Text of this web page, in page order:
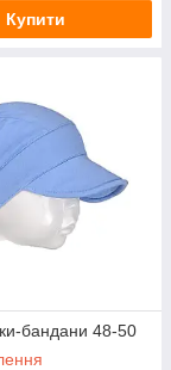
Купити
бандани 48-50